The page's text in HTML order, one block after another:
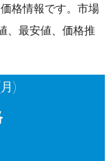
価格情報です。市場
、最安値、価格推
)